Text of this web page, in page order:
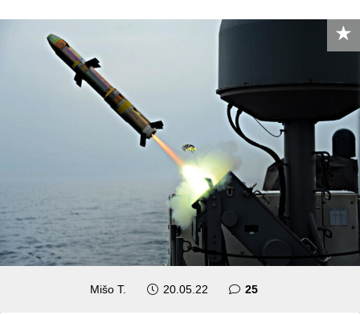
Mišo T. 20.05.22 25komentara